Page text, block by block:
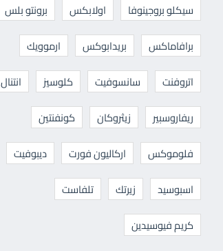
سيكلو بروجينوفا
اولابكس
برونتو بلس
برافاماكس
بريدابوكس
ارموويك
اتروفنت
سانسوفيت كلوسيز
انتنال
ريفاروسبير
زيثروكان
كونفنتين
فلوموكس
اركاليون فورت
ديبوفيت
اسبوسيد
زيرتك
تلفاست
كريم فيوسيدين